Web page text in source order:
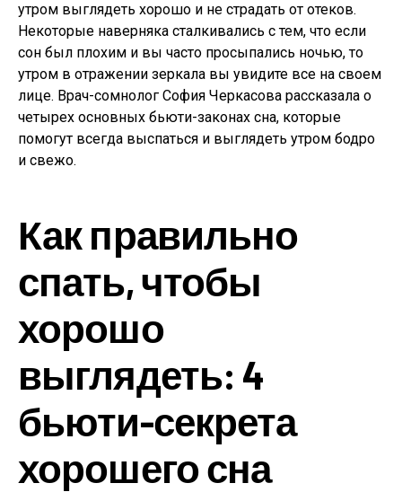
утром выглядеть хорошо и не страдать от отеков.
Некоторые наверняка сталкивались с тем, что если
сон был плохим и вы часто просыпались ночью, то
утром в отражении зеркала вы увидите все на своем
лице. Врач-сомнолог София Черкасова рассказала о
четырех основных бьюти-законах сна, которые
помогут всегда выспаться и выглядеть утром бодро
и свежо.
Как правильно
спать, чтобы
хорошо
выглядеть: 4
бьюти-секрета
хорошего сна